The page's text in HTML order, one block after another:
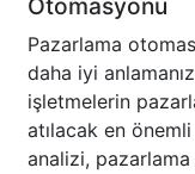
Otomasyonu
Pazarlama
daha iyi
işletmelerin
atılacak en
analizi,